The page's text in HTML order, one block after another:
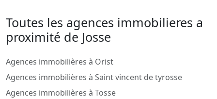
Toutes les agences immobilieres a
proximité de Josse
Agences immobilières à Orist
Agences immobilières à Saint vincent de tyrosse
Agences immobilières à Tosse